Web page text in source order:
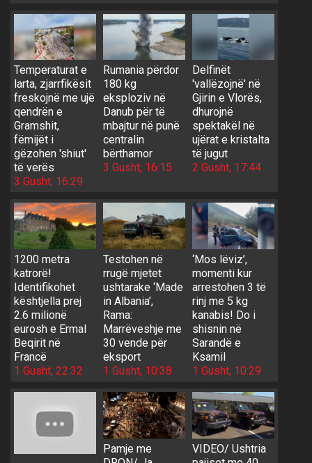
Temperaturat e
larta, zjarrfikësit
freskojnë me ujë
qendrën e
Gramshit,
fëmijët i
gëzohen 'shiut'
të verës
3 Gusht, 16:29
Rumania përdor
180 kg
eksploziv në
Danub për të
mbajtur në punë
centralin
bërthamor
3 Gusht, 16:15
Delfinët
'vallëzojnë' në
Gjirin e Vlorës,
dhurojnë
spektakël në
ujërat e kristalta
të jugut
2 Gusht, 17:44
1200 metra
katrorë!
Identifikohet
kështjella prej
2.6 milionë
eurosh e Ermal
Beqirit në
Francë
1 Gusht, 22:32
Testohen në
rrugë mjetet
ushtarake ‘Made
in Albania’,
Rama:
Marrëveshje me
30 vende për
eksport
1 Gusht, 10:38
‘Mos lëviz’,
momenti kur
arrestohen 3 të
rinj me 5 kg
kanabis! Do i
shisnin në
Sarandë e
Ksamil
1 Gusht, 10:29
Pamje me
VIDEO/ Ushtria